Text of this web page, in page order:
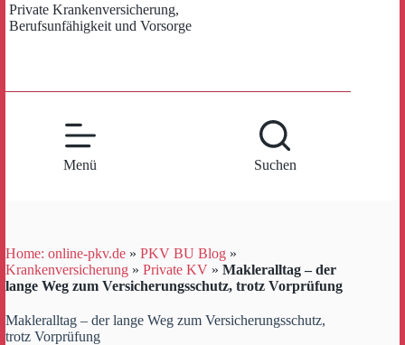
Private Krankenversicherung,
Berufsunfähigkeit und Vorsorge
Menü Suchen
Home: online-pkv.de » PKV BU Blog »
Krankenversicherung » Private KV » Makleralltag – der
lange Weg zum Versicherungsschutz, trotz Vorprüfung
Makleralltag – der lange Weg zum Versicherungsschutz,
trotz Vorprüfung